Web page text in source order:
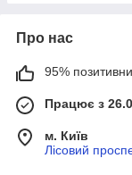
Про нас
95%
Працює з
м. Київ
Лісовий